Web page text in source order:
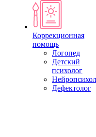
Коррекционная
помощь
Логопед
Детский
психолог
Дефектолог